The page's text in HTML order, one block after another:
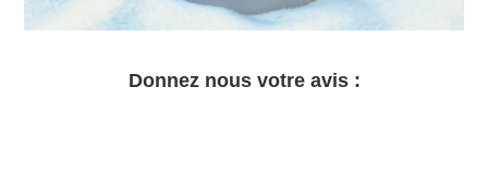
Donnez nous votre avis :